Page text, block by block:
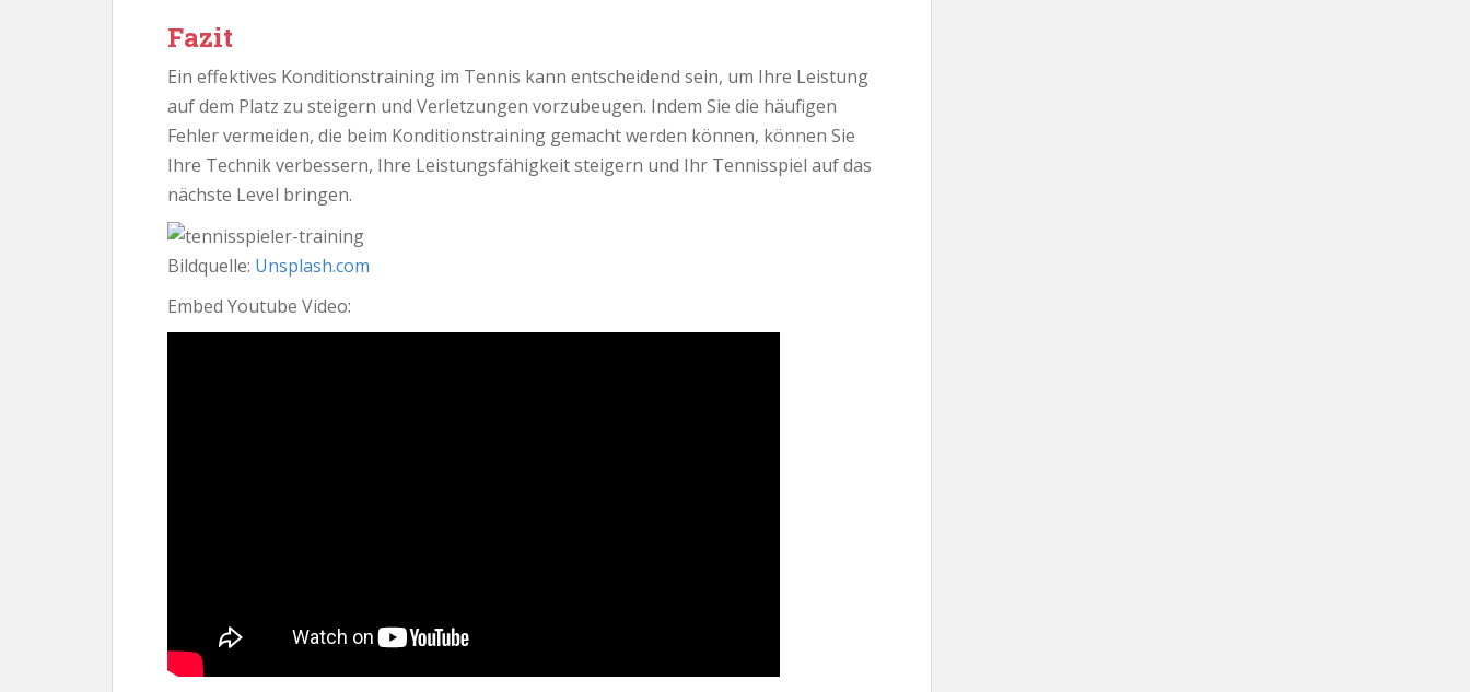
Fazit
Ein effektives Konditionstraining im Tennis kann entscheidend sein, um Ihre Leistung
auf dem Platz zu steigern und Verletzungen vorzubeugen. Indem Sie die häufigen
Fehler vermeiden, die beim Konditionstraining gemacht werden können, können Sie
Ihre Technik verbessern, Ihre Leistungsfähigkeit steigern und Ihr Tennisspiel auf das
nächste Level bringen.
Bildquelle: Unsplash.com
Embed Youtube Video: